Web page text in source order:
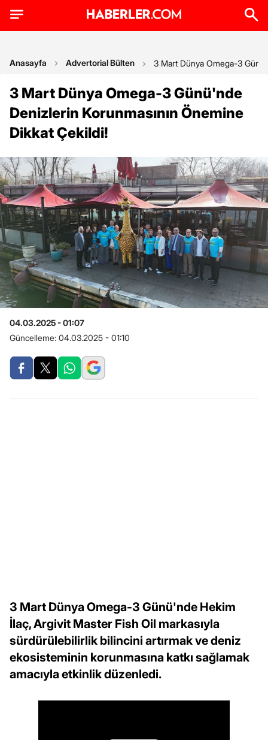
Anasayfa Advertorial Bülten 3 Mart Dünya Omega-3
3 Mart Dünya Omega-3 Günü'nde
Denizlerin Korunmasının Önemine
Dikkat Çekildi!
04.03.2025 - 01:07
Güncelleme: 04.03.2025 - 01:10
3 Mart Dünya Omega-3 Günü'nde Hekim
İlaç, Argivit Master Fish Oil markasıyla
sürdürülebilirlik bilincini artırmak ve deniz
ekosisteminin korunmasına katkı sağlamak
amacıyla etkinlik düzenledi.